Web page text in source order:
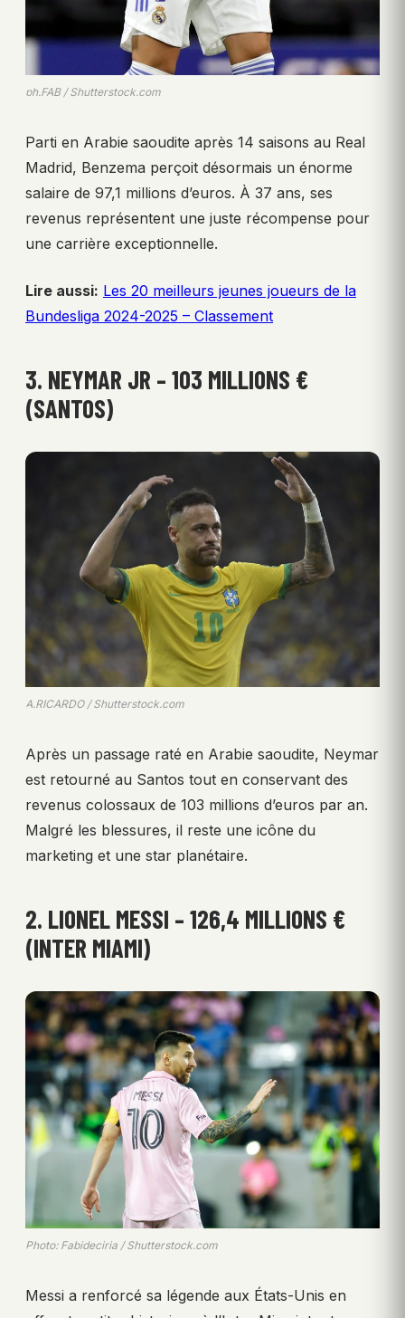
ph.FAB / Shutterstock.com
Parti en Arabie saoudite après 14 saisons au Real
Madrid, Benzema perçoit désormais un énorme
salaire de 97,1 millions d’euros. À 37 ans, ses
revenus représentent une juste récompense pour
une carrière exceptionnelle.
Lire aussi: Les 20 meilleurs jeunes joueurs de la
Bundesliga 2024-2025 – Classement
3. NEYMAR JR – 103 MILLIONS €
(SANTOS)
A.RICARDO / Shutterstock.com
Après un passage raté en Arabie saoudite, Neymar
est retourné au Santos tout en conservant des
revenus colossaux de 103 millions d’euros par an.
Malgré les blessures, il reste une icône du
marketing et une star planétaire.
2. LIONEL MESSI – 126,4 MILLIONS €
(INTER MIAMI)
Photo: Fabideciria / Shutterstock.com
Messi a renforcé sa légende aux États-Unis en